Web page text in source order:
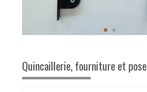
Quincaillerie, fourniture et pose